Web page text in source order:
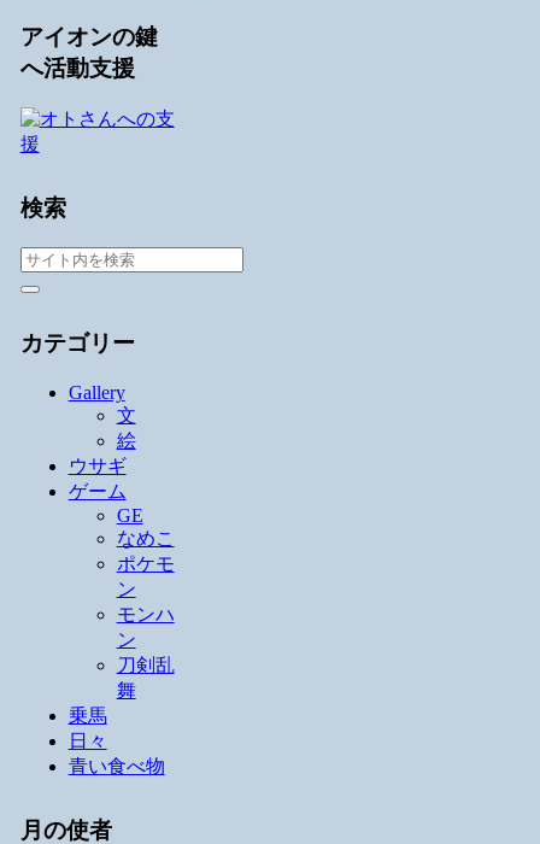
アイオンの鍵
へ活動支援
検索
カテゴリー
Gallery
文
絵
ウサギ
ゲーム
GE
なめこ
ポケモ
ン
モンハ
ン
刀剣乱
舞
乗馬
日々
青い食べ物
月の使者